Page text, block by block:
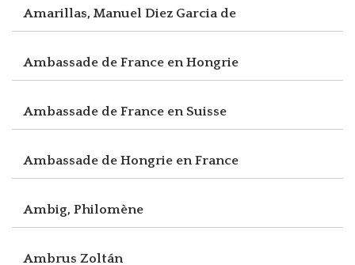
Amarillas, Manuel Diez Garcia de
Ambassade de France en Hongrie
Ambassade de France en Suisse
Ambassade de Hongrie en France
Ambig, Philomène
Ambrus Zoltán